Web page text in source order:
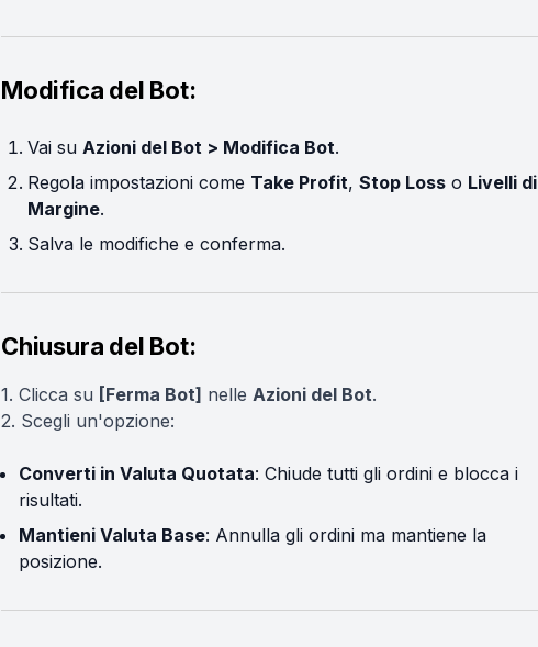
Modifica del Bot:
Vai su Azioni del Bot > Modifica Bot.
Regola impostazioni come Take Profit, Stop Loss o Livelli di
Margine.
Salva le modifiche e conferma.
Chiusura del Bot:
1. Clicca su [Ferma Bot] nelle Azioni del Bot.
2. Scegli un'opzione:
Converti in Valuta Quotata: Chiude tutti gli ordini e blocca i
risultati.
Mantieni Valuta Base: Annulla gli ordini ma mantiene la
posizione.